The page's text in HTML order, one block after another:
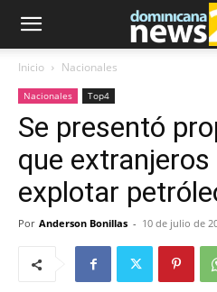
Inicio Nacionales
Nacionales Top4
Se presentó
que extranjeros
explotar
Por Anderson Bonillas - 10 de julio de